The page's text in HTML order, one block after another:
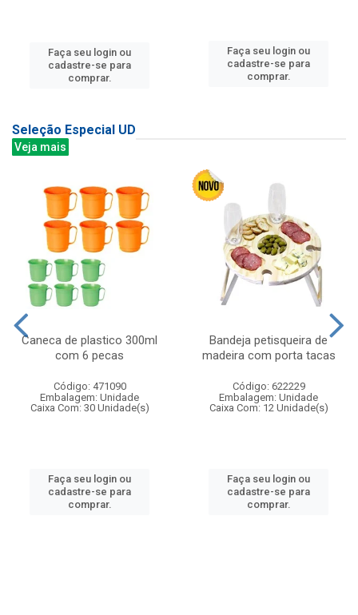
Faça seu login ou
cadastre-se para
comprar.
Faça seu login ou
cadastre-se para
comprar.
Seleção Especial UD
Veja mais
Caneca de plastico 300ml
com 6 pecas
Código: 471090
Embalagem: Unidade
Caixa Com: 30 Unidade(s)
Faça seu login ou
cadastre-se para
comprar.
Bandeja petisqueira de
madeira com porta tacas
Código: 622229
Embalagem: Unidade
Caixa Com: 12 Unidade(s)
Faça seu login ou
cadastre-se para
comprar.